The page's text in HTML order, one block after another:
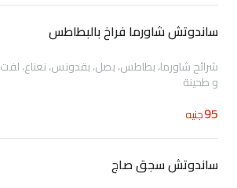
ساندوتش شاورما فراخ بالبطاطس
شرائح شاورما، بطاطس، بصل، بقدونس، نعناع، لفت
و طحينة
95جنيه
ساندوتش سجق صاج